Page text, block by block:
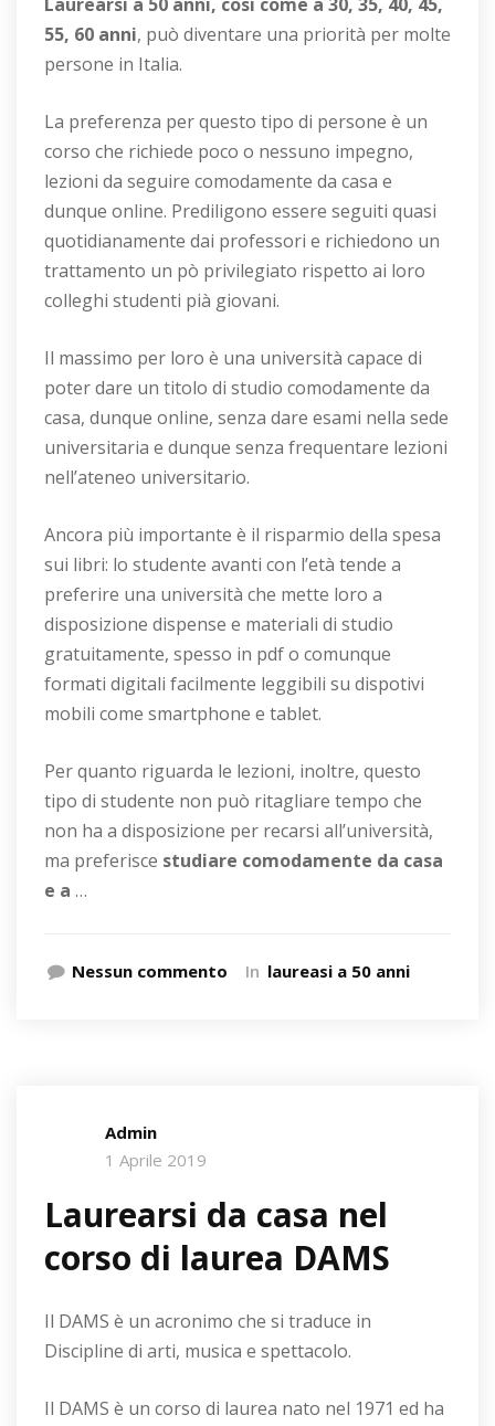
55, 60 anni, può diventare una priorità per molte
persone in Italia.
La preferenza per questo tipo di persone è un
corso che richiede poco o nessuno impegno,
lezioni da seguire comodamente da casa e
dunque online. Prediligono essere seguiti quasi
quotidianamente dai professori e richiedono un
trattamento un pò privilegiato rispetto ai loro
colleghi studenti pià giovani.
Il massimo per loro è una università capace di
poter dare un titolo di studio comodamente da
casa, dunque online, senza dare esami nella sede
universitaria e dunque senza frequentare lezioni
nell’ateneo universitario.
Ancora più importante è il risparmio della spesa
sui libri: lo studente avanti con l’età tende a
preferire una università che mette loro a
disposizione dispense e materiali di studio
gratuitamente, spesso in pdf o comunque
formati digitali facilmente leggibili su dispotivi
mobili come smartphone e tablet.
Per quanto riguarda le lezioni, inoltre, questo
tipo di studente non può ritagliare tempo che
non ha a disposizione per recarsi all’università,
ma preferisce studiare comodamente da casa
e a …
Nessun commento In laureasi a 50 anni
Admin
1 Aprile 2019
Laurearsi da casa nel
corso di laurea DAMS
Il DAMS è un acronimo che si traduce in
Discipline di arti, musica e spettacolo.
Il DAMS è un corso di laurea nato nel 1971 ed ha